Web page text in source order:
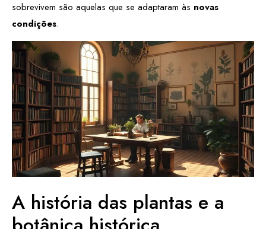
sobrevivem são aquelas que se adaptaram às novas
condições.
A história das plantas e a